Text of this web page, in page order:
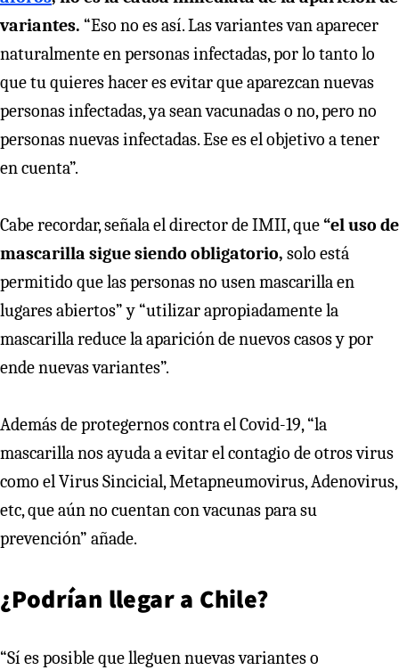
variantes. “Eso no es así. Las variantes van aparecer
naturalmente en personas infectadas, por lo tanto lo
que tu quieres hacer es evitar que aparezcan nuevas
personas infectadas, ya sean vacunadas o no, pero no
personas nuevas infectadas. Ese es el objetivo a tener
en cuenta”.
Cabe recordar, señala el director de IMII, que“el uso de
mascarilla sigue siendo obligatorio, solo está
permitido que las personas no usen mascarilla en
lugares abiertos” y “utilizar apropiadamente la
mascarilla reduce la aparición de nuevos casos y por
ende nuevas variantes”.
Además de protegernos contra el Covid-19, “la
mascarilla nos ayuda a evitar el contagio de otros virus
como el Virus Sincicial, Metapneumovirus, Adenovirus,
etc, que aún no cuentan con vacunas para su
prevención” añade.
¿Podrían llegar a Chile?
“Sí es posible que lleguen nuevas variantes o